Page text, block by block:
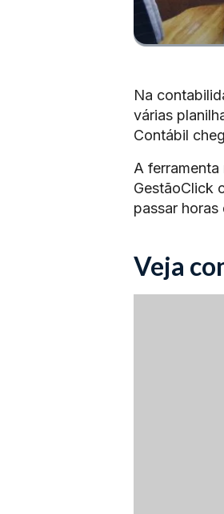
Na
várias
Contábil
A
GestãoClick
passar
Veja